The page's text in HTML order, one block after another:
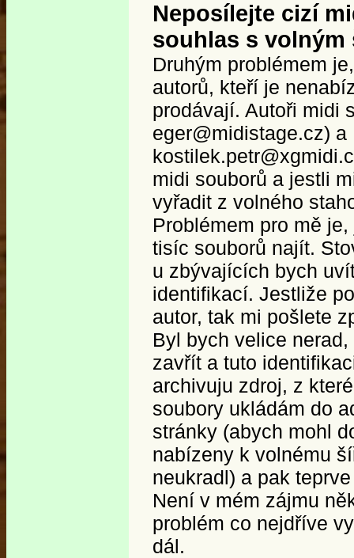
Neposílejte cizí
souhlas s volným
Druhým problémem
autorů, kteří je
prodávají. Autoři midi
eger@midistage.cz)
midi souborů a jestli
vyřadit z volného
Problémem pro mě
tisíc souborů najít.
u zbývajících bych
identifikací. Jestliže
autor, tak mi pošlete
Byl bych velice
zavřít a tuto
archivuju zdroj, z
soubory ukládám do
stránky (abych mohl
nabízeny k volnému
neukradl) a pak
Není v mém zájmu
problém co nejdříve
dál.